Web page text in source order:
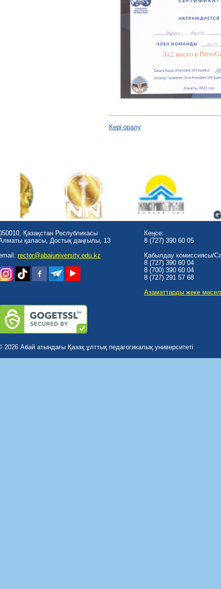
Кері оралу
Қазақстан Республикасы
қаласы, Достық даңғылы, 13
rector@abaiuniversity.edu.kz
Кеңсе:
8 (727) 390 60 05
Қабылдау комиссиясы/
8 (727) 390 60 04
8 (700) 390 60 04
8 (727) 291 57 68
Азаматтарды жеке
2026 Абай атындағы Қазақ ұлттық педагогикалық университеті